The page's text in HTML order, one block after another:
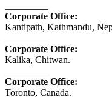
Corporate Office:
Kantipath, Kathmandu,
Corporate Office:
Kalika, Chitwan.
Corporate Office:
Toronto, Canada.